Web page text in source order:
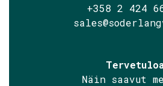
+358 2 424
Näin saavut